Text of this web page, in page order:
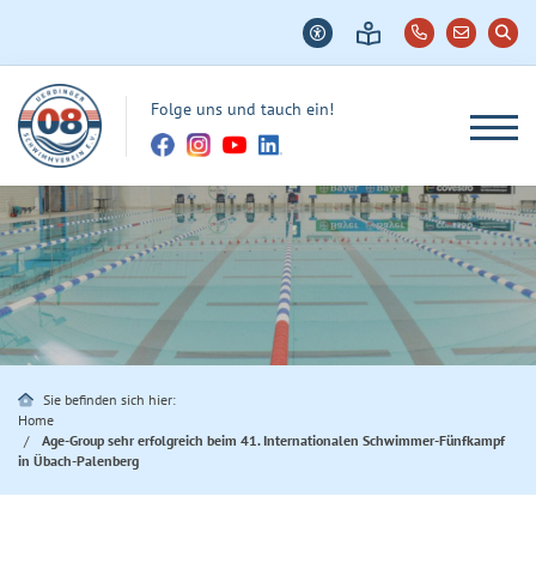
Folge uns und tauch ein!
Sie befinden sich hier:
Home
Age-Group sehr erfolgreich beim 41. Internationalen Schwimmer-Fünfkampf
in Übach-Palenberg